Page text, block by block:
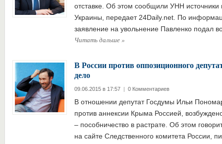
отставке. Об этом сообщили УНН источники
Украины, передает 24Daily.net. По
заявление на увольнение Павленко подал
Читать дальше»
В России против оппозиционного
дело
09.06.2015 в 17:57 | 0 Комментариев
В отношении депутат Госдумы Ильи
против аннексии Крыма Россией,
– пособничество в растрате. Об этом
на сайте Следственного комитета России,